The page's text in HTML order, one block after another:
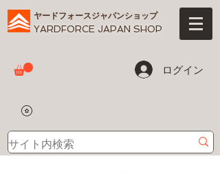
ヤードフォースジャパンショップ
YARDFORCE JAPAN SHOP
ログイン